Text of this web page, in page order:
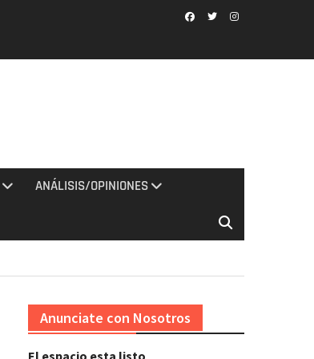
ANÁLISIS/OPINIONES
Anunciate con Nosotros
El espacio esta listo